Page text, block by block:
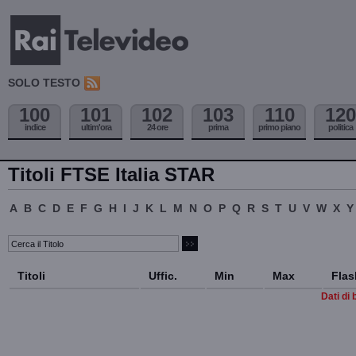
SOLO TESTO
100
indice
101
ultim'ora
102
24 ore
103
prima
110
primo piano
120
politica
Titoli FTSE Italia STAR
A B C D E F G H I J K L M N O P Q R S T U V W X Y
Titoli Uffic. Min Max
Dati di